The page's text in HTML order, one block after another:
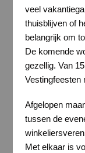
veel
thuisblijven of
belangrijk om
De komende
gezellig. Van
Vestingfeesten
Afgelopen
tussen de
Met elkaar is